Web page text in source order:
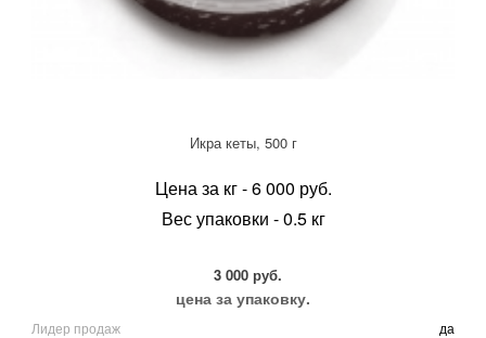
Икра кеты, 500 г
Цена за кг - 6 000 руб.
Вес упаковки - 0.5 кг
3 000 руб.
цена за упаковку.
Лидер продаж
да